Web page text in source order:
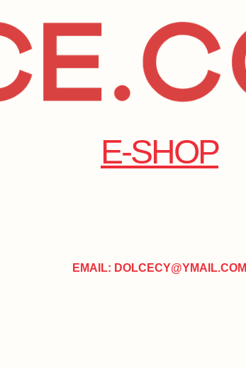
E-SHOP
EMAIL: DOLCECY@YMAIL.COM